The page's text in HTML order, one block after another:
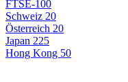
FTSE-100
Schweiz 20
Österreich 20
Japan 225
Hong Kong 50